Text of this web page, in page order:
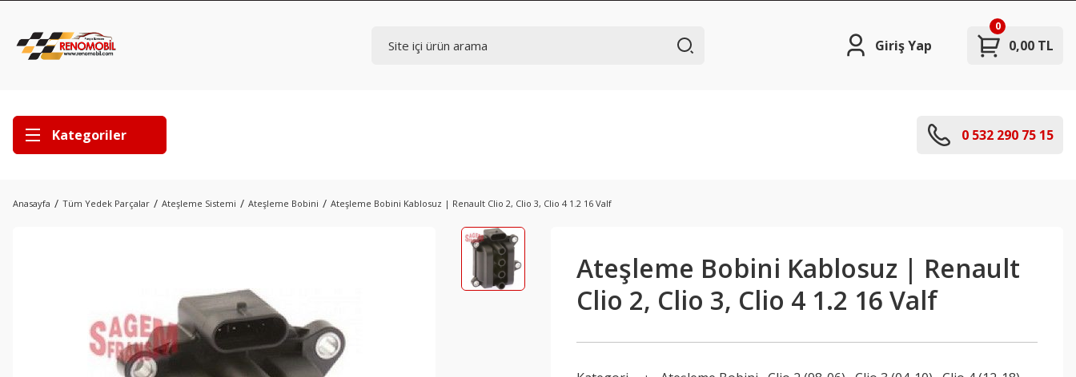
Giriş Yap 0,00 TL
0
Kategoriler 0 532 290 75 15
Anasayfa Tüm Yedek Parçalar Ateşleme Sistemi Ateşleme Bobini Ateşleme Bobini Kablosuz | Renault Clio 2, Clio 3, Clio 4 1.2 16 Valf
Ateşleme Bobini Kablosuz | Renault
Clio 2, Clio 3, Clio 4 1.2 16 Valf